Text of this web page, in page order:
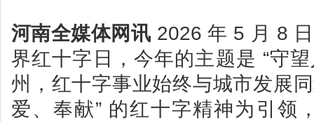
河南全媒体网讯 2026 年 5 月 8
界红十字日，今年的主题是 “守
州，红十字事业始终与城市发展
爱、奉献” 的红十字精神为引领